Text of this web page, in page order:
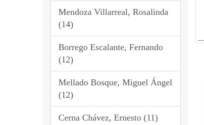
Mendoza Villarreal, Rosalinda
(14)
Borrego Escalante, Fernando
(12)
Mellado Bosque, Miguel Ángel
(12)
Cerna Chávez, Ernesto (11)